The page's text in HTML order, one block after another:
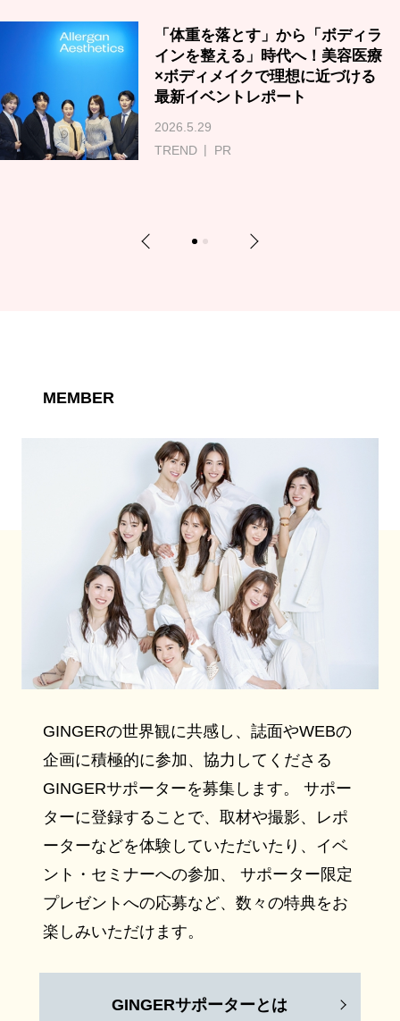
「体重を落とす」から「ボディラ
インを整える」時代へ！美容医療
×ボディメイクで理想に近づける
最新イベントレポート
2026.5.29
TREND
PR
Previous 1 2 Next
MEMBER
GINGERの世界観に共感し、誌面やWEBの
企画に積極的に参加、協力してくださる
GINGERサポーターを募集します。 サポー
ターに登録することで、取材や撮影、レポ
ーターなどを体験していただいたり、イベ
ント・セミナーへの参加、 サポーター限定
プレゼントへの応募など、数々の特典をお
楽しみいただけます。
GINGERサポーターとは